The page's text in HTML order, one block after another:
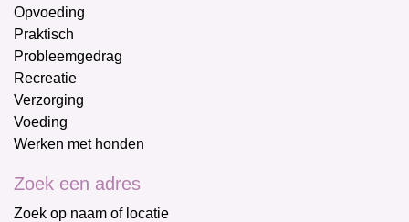
Opvoeding
Praktisch
Probleemgedrag
Recreatie
Verzorging
Voeding
Werken met honden
Zoek een adres
Zoek op naam of locatie